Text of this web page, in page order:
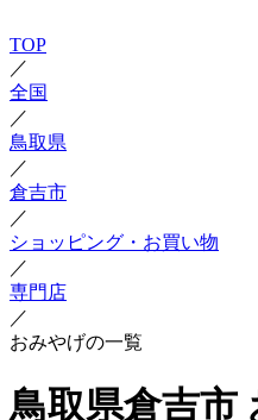
TOP
／
全国
／
鳥取県
／
倉吉市
／
ショッピング・お買い物
／
専門店
／
おみやげの一覧
鳥取県倉吉市